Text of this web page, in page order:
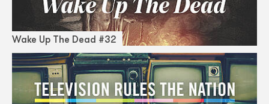
Wake Up The Dead #32